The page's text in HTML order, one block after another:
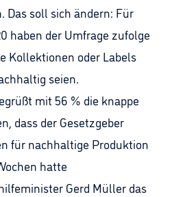
Das soll sich ändern: Für
haben der Umfrage zufolge
Kollektionen oder Labels
seien.
mit 56 % die knappe
dass der Gesetzgeber
für nachhaltige Produktion
hatte
Gerd Müller das